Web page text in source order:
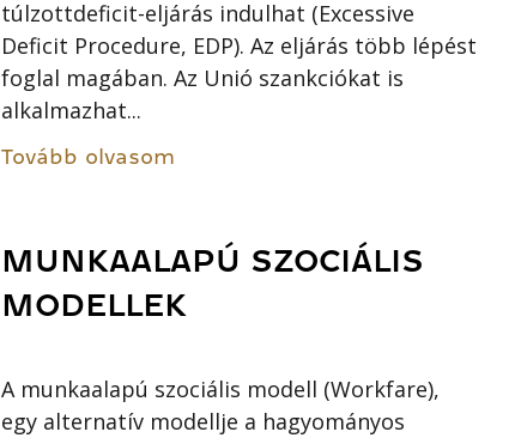
túlzottdeficit-eljárás indulhat (Excessive
Deficit Procedure, EDP). Az eljárás több lépést
foglal magában. Az Unió szankciókat is
alkalmazhat...
Tovább olvasom
MUNKAALAPÚ SZOCIÁLIS
MODELLEK
A munkaalapú szociális modell (Workfare),
egy alternatív modellje a hagyományos